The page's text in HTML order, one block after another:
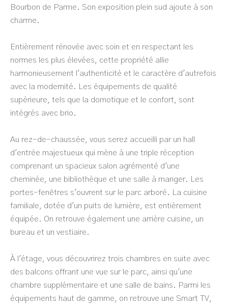
Bourbon de Parme. Son exposition plein sud ajoute à son
charme.
Entièrement rénovée avec soin et en respectant les
normes les plus élevées, cette propriété allie
harmonieusement l'authenticité et le caractère d'autrefois
avec la modernité. Les équipements de qualité
supérieure, tels que la domotique et le confort, sont
intégrés avec brio.
Au rez-de-chaussée, vous serez accueilli par un hall
d'entrée majestueux qui mène à une triple réception
comprenant un spacieux salon agrémenté d'une
cheminée, une bibliothèque et une salle à manger. Les
portes-fenêtres s'ouvrent sur le parc arboré. La cuisine
familiale, dotée d'un puits de lumière, est entièrement
équipée. On retrouve également une arrière cuisine, un
bureau et un vestiaire.
À l'étage, vous découvrirez trois chambres en suite avec
des balcons offrant une vue sur le parc, ainsi qu'une
chambre supplémentaire et une salle de bains. Parmi les
équipements haut de gamme, on retrouve une Smart TV,